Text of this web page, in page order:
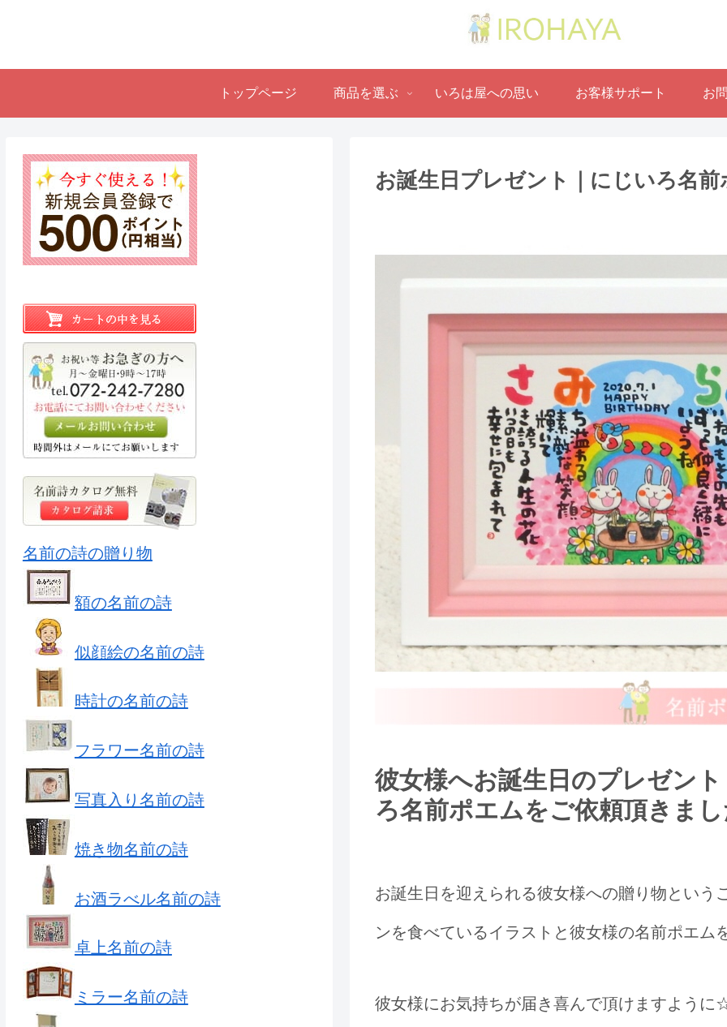
トップページ 商品を選ぶ いろは屋への思い お客様サポート お
お誕生日プレゼント｜にじいろ名前
彼女様へお誕生日のプレゼン
ろ名前ポエムをご依頼頂きまし
お誕生日を迎えられる彼女様への贈り物という
ンを食べているイラストと彼女様の名前ポエム
彼女様にお気持ちが届き喜んで頂けますよう
名前の詩の贈り物
額の名前の詩
似顔絵の名前の詩
時計の名前の詩
フラワー名前の詩
写真入り名前の詩
焼き物名前の詩
お酒ラべル名前の詩
卓上名前の詩
ミラー名前の詩